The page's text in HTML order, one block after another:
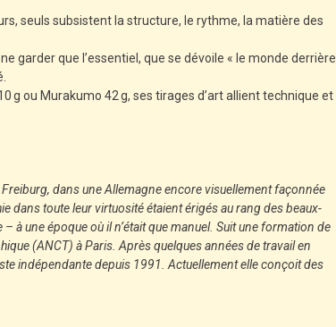
seuls subsistent la structure, le rythme, la matière des
garder que l’essentiel, que se dévoile « le monde derrière
g ou Murakumo 42 g, ses tirages d’art allient technique et
dans une Allemagne encore visuellement façonnée
dans toute leur virtuosité étaient érigés au rang des beaux-
à une époque où il n’était que manuel. Suit une formation de
(ANCT) à Paris. Après quelques années de travail en
indépendante depuis 1991. Actuellement elle conçoit des